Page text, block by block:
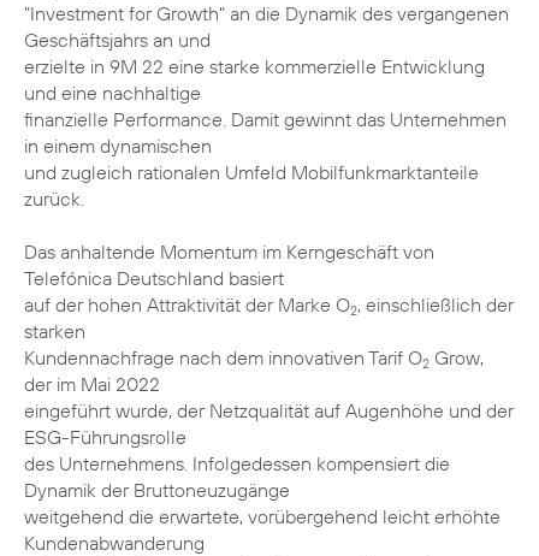
"Investment for Growth" an die Dynamik des vergangenen
Geschäftsjahrs an und
erzielte in 9M 22 eine starke kommerzielle Entwicklung
und eine nachhaltige
finanzielle Performance. Damit gewinnt das Unternehmen
in einem dynamischen
und zugleich rationalen Umfeld Mobilfunkmarktanteile
zurück.
Das anhaltende Momentum im Kerngeschäft von
Telefónica Deutschland basiert
auf der hohen Attraktivität der Marke O2, einschließlich der
starken
Kundennachfrage nach dem innovativen Tarif O2 Grow,
der im Mai 2022
eingeführt wurde, der Netzqualität auf Augenhöhe und der
ESG-Führungsrolle
des Unternehmens. Infolgedessen kompensiert die
Dynamik der Bruttoneuzugänge
weitgehend die erwartete, vorübergehend leicht erhöhte
Kundenabwanderung